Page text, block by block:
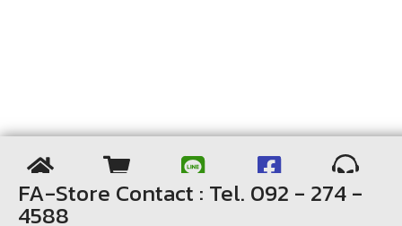
FA-Store Contact : Tel. 092 - 274 -
4588